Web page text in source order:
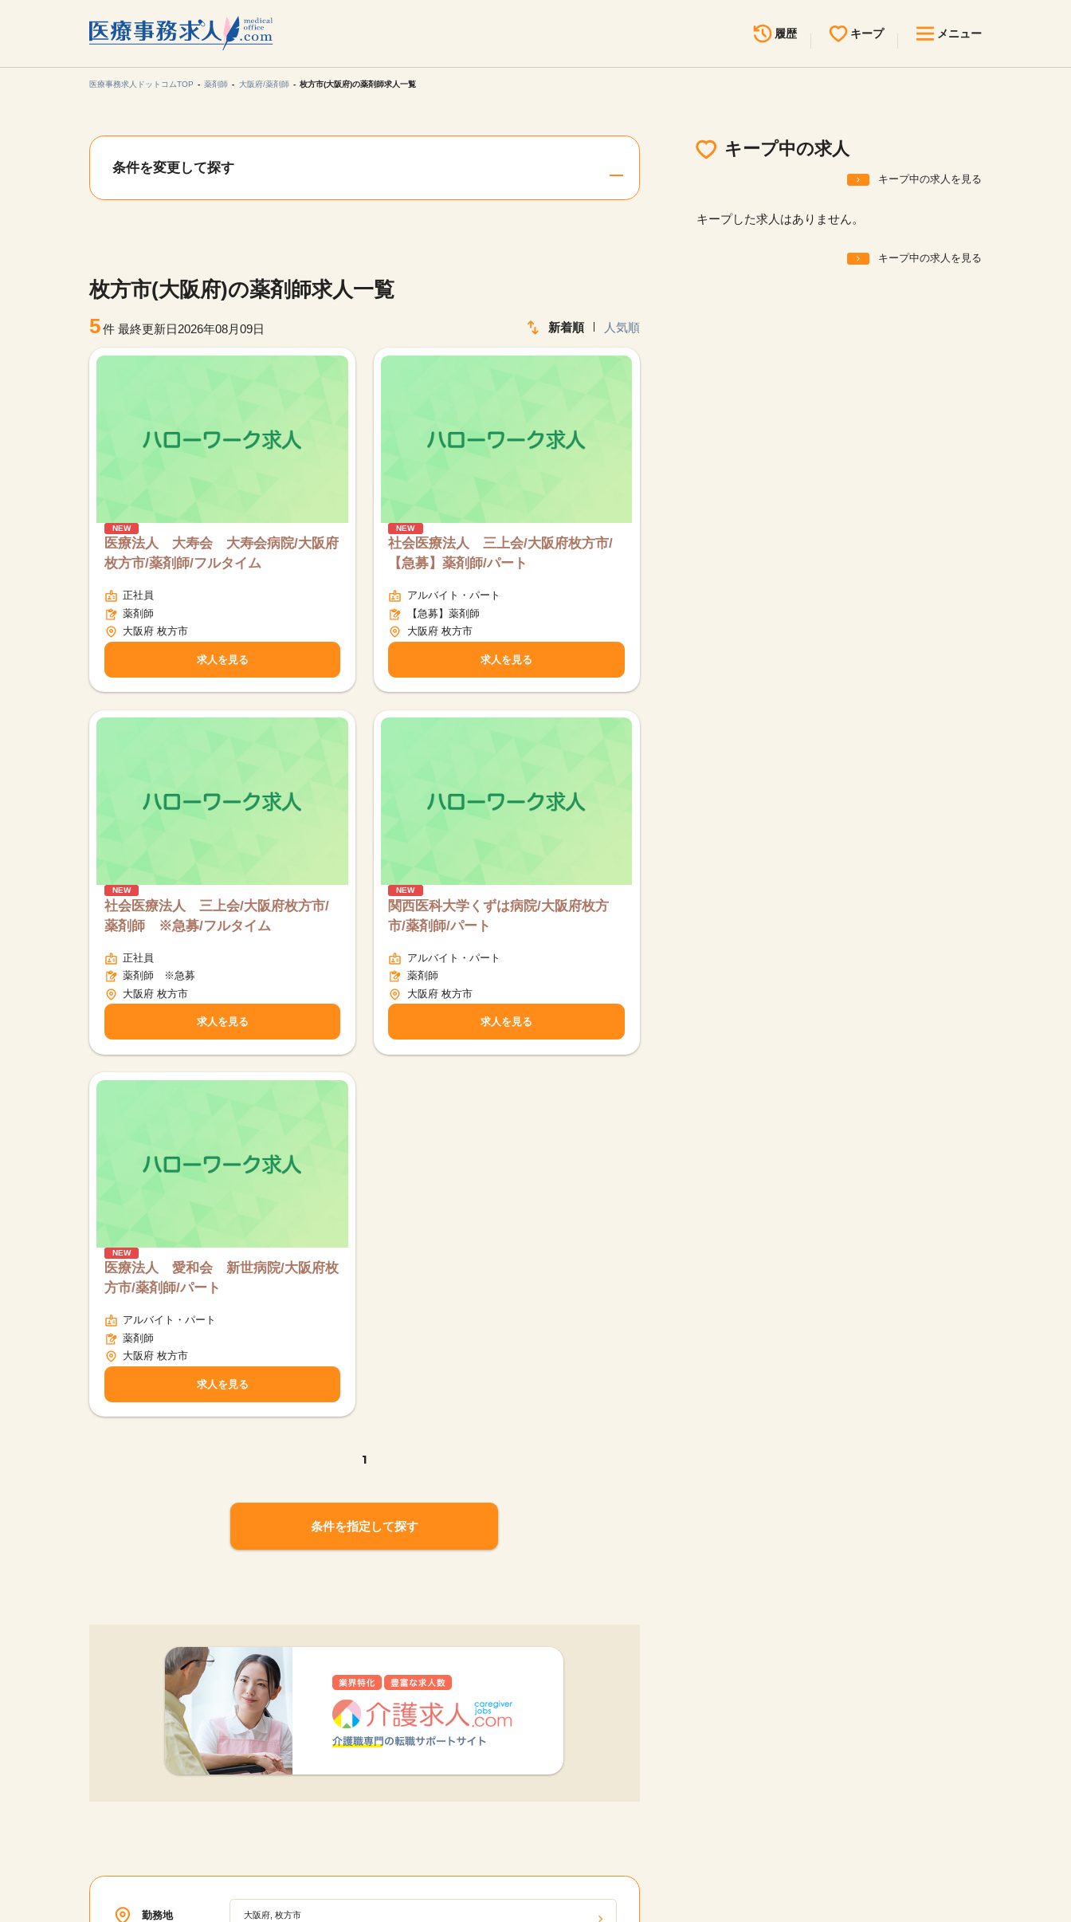
履歴 キープ メニュー
見学会・イベント情報
医療事務求人ドットコムTOP 薬剤師 大阪府/薬剤師 枚方市(大阪府)の薬剤師求人一覧
条件を変更して探す
枚方市(大阪府)の薬剤師求人一覧
5件 最終更新日2026年08月09日 新着順 人気順
NEW
医療法人 大寿会 大寿会病院/大阪府
枚方市/薬剤師/フルタイム
正社員
薬剤師
大阪府 枚方市
求人を見る
NEW
社会医療法人 三上会/大阪府枚方市/
【急募】薬剤師/パート
アルバイト・パート
【急募】薬剤師
大阪府 枚方市
求人を見る
NEW
社会医療法人 三上会/大阪府枚方市/
薬剤師 ※急募/フルタイム
正社員
薬剤師 ※急募
大阪府 枚方市
求人を見る
NEW
関西医科大学くずは病院/大阪府枚方
市/薬剤師/パート
アルバイト・パート
薬剤師
大阪府 枚方市
求人を見る
NEW
医療法人 愛和会 新世病院/大阪府枚
方市/薬剤師/パート
アルバイト・パート
薬剤師
大阪府 枚方市
求人を見る
1
条件を指定して探す
勤務地 大阪府, 枚方市
キープ中の求人
キープ中の求人を見る
キープした求人はありません。
キープ中の求人を見る
該当件数
17,033